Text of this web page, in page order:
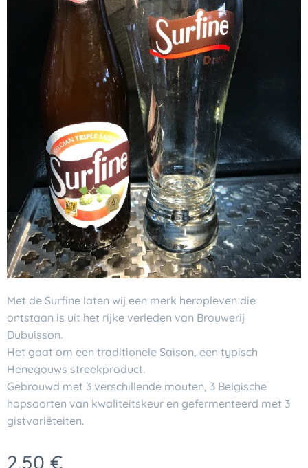
Met de Surfine laten wij een merk heropleven die
ontstaan is uit het rijke verleden van Brouwerij
Dubuisson.
Het gaat om een traditionele Saison, een typisch
Henegouws streekproduct.
Gebrouwd met 3 verschillende mouten, 3 Belgische
hopsoorten van kwaliteitskeur en gefermenteerd met 3
gistvariëteiten.
2,50 €